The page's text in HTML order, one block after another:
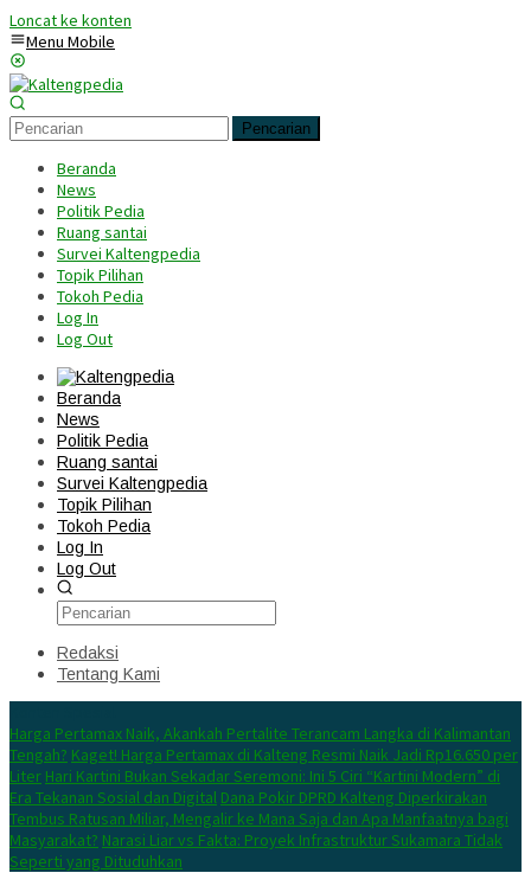
Loncat ke konten
Menu Mobile
Pencarian
Beranda
News
Politik Pedia
Ruang santai
Survei Kaltengpedia
Topik Pilihan
Tokoh Pedia
Log In
Log Out
Beranda
News
Politik Pedia
Ruang santai
Survei Kaltengpedia
Topik Pilihan
Tokoh Pedia
Log In
Log Out
Redaksi
Tentang Kami
Harga Pertamax Naik, Akankah Pertalite Terancam Langka di Kalimantan
Tengah? Kaget! Harga Pertamax di Kalteng Resmi Naik Jadi Rp16.650 per
Liter Hari Kartini Bukan Sekadar Seremoni: Ini 5 Ciri “Kartini Modern” di
Era Tekanan Sosial dan Digital Dana Pokir DPRD Kalteng Diperkirakan
Tembus Ratusan Miliar, Mengalir ke Mana Saja dan Apa Manfaatnya bagi
Masyarakat? Narasi Liar vs Fakta: Proyek Infrastruktur Sukamara Tidak
Seperti yang Dituduhkan